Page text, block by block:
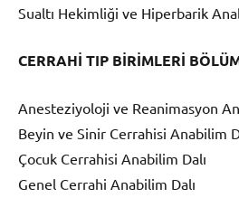
Sualtı Hekimliği ve Hiperbarik
CERRAHİ TIP BİRİMLERİ
Anesteziyoloji ve Reanimasyon
Beyin ve Sinir Cerrahisi Anabilim
Çocuk Cerrahisi Anabilim Dalı
Genel Cerrahi Anabilim Dalı